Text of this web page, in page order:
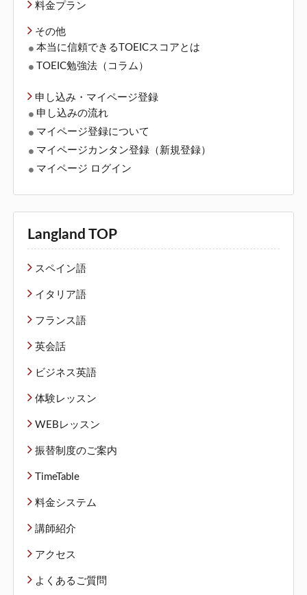
料金プラン
その他
本当に信頼できるTOEICスコアとは
TOEIC勉強法（コラム）
申し込み・マイページ登録
申し込みの流れ
マイページ登録について
マイページカンタン登録 （新規登録）
マイページ ログイン
Langland TOP
スペイン語
イタリア語
フランス語
英会話
ビジネス英語
体験レッスン
WEBレッスン
振替制度のご案内
TimeTable
料金システム
講師紹介
アクセス
よくあるご質問